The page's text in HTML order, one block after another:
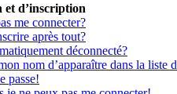
et d’inscription
me connecter?
après tout?
déconnecté?
nom d’apparaître dans la liste
passe!